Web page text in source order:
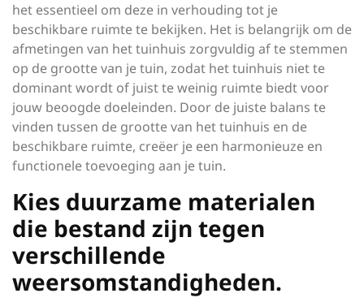
het essentieel om deze in verhouding tot je
beschikbare ruimte te bekijken. Het is belangrijk om de
afmetingen van het tuinhuis zorgvuldig af te stemmen
op de grootte van je tuin, zodat het tuinhuis niet te
dominant wordt of juist te weinig ruimte biedt voor
jouw beoogde doeleinden. Door de juiste balans te
vinden tussen de grootte van het tuinhuis en de
beschikbare ruimte, creëer je een harmonieuze en
functionele toevoeging aan je tuin.
Kies duurzame materialen
die bestand zijn tegen
verschillende
weersomstandigheden.